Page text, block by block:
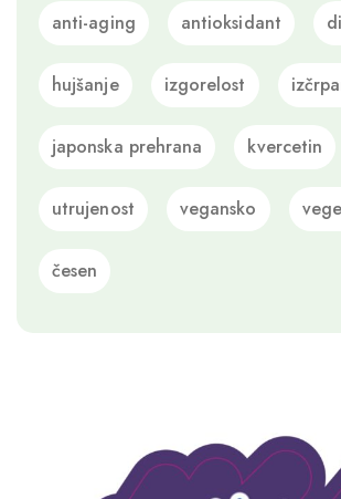
anti-aging antioksidant
hujšanje izgorelost
japonska prehrana kvercetin
utrujenost vegansko
česen